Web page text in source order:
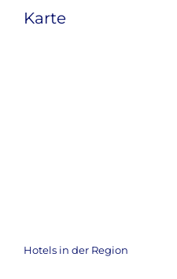
Karte
Hotels in der Region